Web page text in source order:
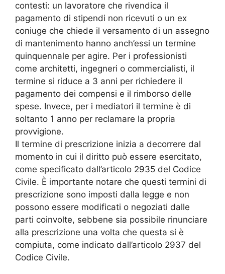
contesti: un lavoratore che rivendica il
pagamento di stipendi non ricevuti o un ex
coniuge che chiede il versamento di un assegno
di mantenimento hanno anch’essi un termine
quinquennale per agire. Per i professionisti
come architetti, ingegneri o commercialisti, il
termine si riduce a 3 anni per richiedere il
pagamento dei compensi e il rimborso delle
spese. Invece, per i mediatori il termine è di
soltanto 1 anno per reclamare la propria
provvigione.
Il termine di prescrizione inizia a decorrere dal
momento in cui il diritto può essere esercitato,
come specificato dall’articolo 2935 del Codice
Civile. È importante notare che questi termini di
prescrizione sono imposti dalla legge e non
possono essere modificati o negoziati dalle
parti coinvolte, sebbene sia possibile rinunciare
alla prescrizione una volta che questa si è
compiuta, come indicato dall’articolo 2937 del
Codice Civile.